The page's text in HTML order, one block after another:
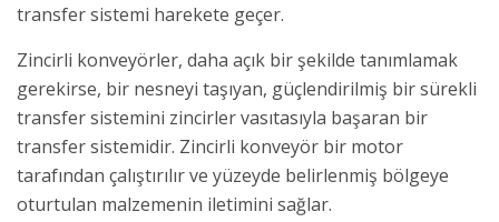
transfer sistemi harekete geçer.
Zincirli konveyörler, daha açık bir şekilde tanımlamak
gerekirse, bir nesneyi taşıyan, güçlendirilmiş bir sürekli
transfer sistemini zincirler vasıtasıyla başaran bir
transfer sistemidir. Zincirli konveyör bir motor
tarafından çalıştırılır ve yüzeyde belirlenmiş bölgeye
oturtulan malzemenin iletimini sağlar.